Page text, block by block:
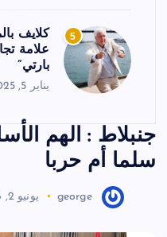
5
كلايف
علامة
بارتي”
يناير 5, 2025
جنبلاط : الهم
سلما أم حربا
george يونيو 2, 2026